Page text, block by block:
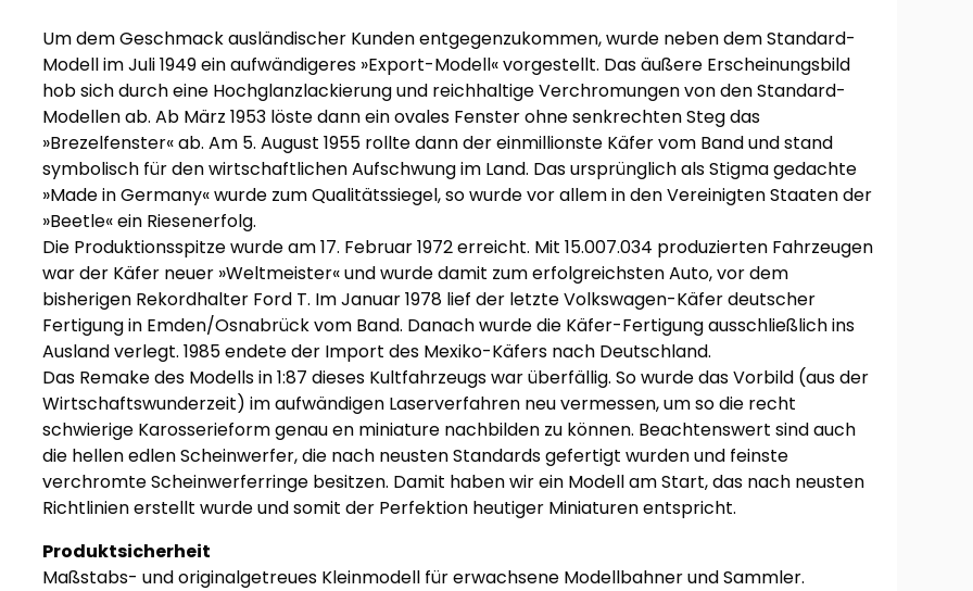
Um dem Geschmack ausländischer Kunden entgegenzukommen, wurde neben dem Standard-
Modell im Juli 1949 ein aufwändigeres »Export-Modell« vorgestellt. Das äußere Erscheinungsbild
hob sich durch eine Hochglanzlackierung und reichhaltige Verchromungen von den Standard-
Modellen ab. Ab März 1953 löste dann ein ovales Fenster ohne senkrechten Steg das
»Brezelfenster« ab. Am 5. August 1955 rollte dann der einmillionste Käfer vom Band und stand
symbolisch für den wirtschaftlichen Aufschwung im Land. Das ursprünglich als Stigma gedachte
»Made in Germany« wurde zum Qualitätssiegel, so wurde vor allem in den Vereinigten Staaten der
»Beetle« ein Riesenerfolg.
Die Produktionsspitze wurde am 17. Februar 1972 erreicht. Mit 15.007.034 produzierten Fahrzeugen
war der Käfer neuer »Weltmeister« und wurde damit zum erfolgreichsten Auto, vor dem
bisherigen Rekordhalter Ford T. Im Januar 1978 lief der letzte Volkswagen-Käfer deutscher
Fertigung in Emden/Osnabrück vom Band. Danach wurde die Käfer-Fertigung ausschließlich ins
Ausland verlegt. 1985 endete der Import des Mexiko-Käfers nach Deutschland.
Das Remake des Modells in 1:87 dieses Kultfahrzeugs war überfällig. So wurde das Vorbild (aus der
Wirtschaftswunderzeit) im aufwändigen Laserverfahren neu vermessen, um so die recht
schwierige Karosserieform genau en miniature nachbilden zu können. Beachtenswert sind auch
die hellen edlen Scheinwerfer, die nach neusten Standards gefertigt wurden und feinste
verchromte Scheinwerferringe besitzen. Damit haben wir ein Modell am Start, das nach neusten
Richtlinien erstellt wurde und somit der Perfektion heutiger Miniaturen entspricht.
Produktsicherheit
Maßstabs- und originalgetreues Kleinmodell für erwachsene Modellbahner und Sammler.